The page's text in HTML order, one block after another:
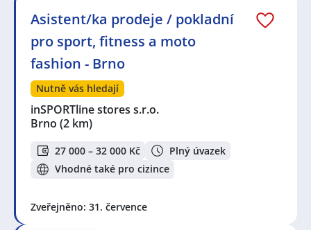
Asistent/ka prodeje / pokladní
pro sport, fitness a moto
fashion - Brno
Nutně vás hledají
inSPORTline stores s.r.o.
Brno (2 km)
27 000 – 32 000 Kč
Plný úvazek
Vhodné také pro cizince
Zveřejněno: 31. července